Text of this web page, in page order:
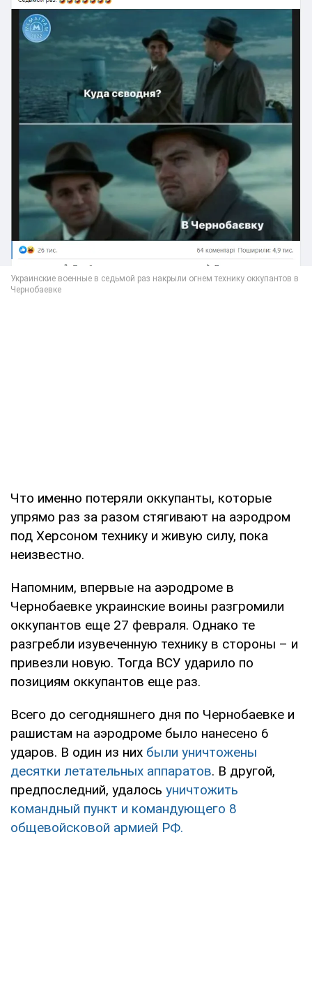
Что именно потеряли оккупанты, которые
упрямо раз за разом стягивают на аэродром
под Херсоном технику и живую силу, пока
неизвестно.
Напомним, впервые на аэродроме в
Чернобаевке украинские воины разгромили
оккупантов еще 27 февраля. Однако те
разгребли изувеченную технику в стороны – и
привезли новую. Тогда ВСУ ударило по
позициям оккупантов еще раз.
Всего до сегодняшнего дня по Чернобаевке и
рашистам на аэродроме было нанесено 6
ударов. В один из них были уничтожены
десятки летательных аппаратов. В другой,
предпоследний, удалось уничтожить
командный пункт и командующего 8
общевойсковой армией РФ.